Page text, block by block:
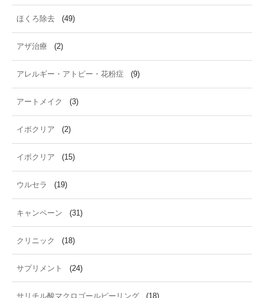
ほくろ除去 (49)
アザ治療 (2)
アレルギー・アトピー・花粉症 (9)
アートメイク (3)
イボクリア (2)
イボクリア (15)
ウルセラ (19)
キャンペーン (31)
クリニック (18)
サプリメント (24)
サリチル酸マクロゴールピーリング (18)